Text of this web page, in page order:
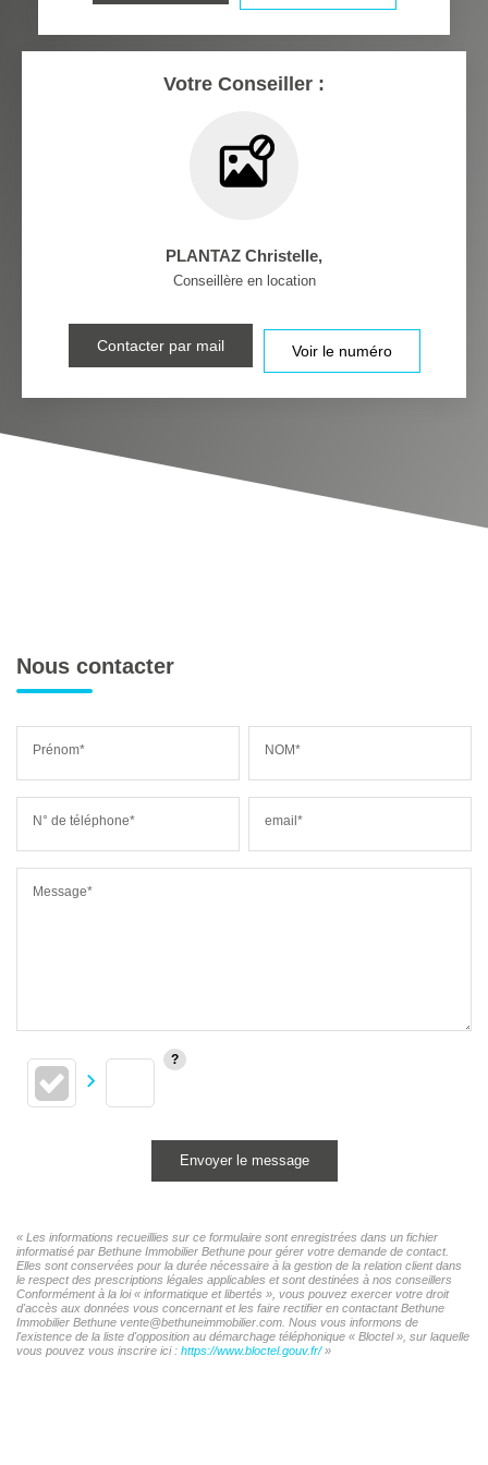
Votre Conseiller :
PLANTAZ Christelle,
Conseillère en location
Contacter par mail Voir le numéro
Nous contacter
Prénom* NOM*
N° de téléphone* email*
Message*
Envoyer le message
« Les informations recueillies sur ce formulaire sont enregistrées dans un fichier
informatisé par Bethune Immobilier Bethune pour gérer votre demande de contact.
Elles sont conservées pour la durée nécessaire à la gestion de la relation client dans
le respect des prescriptions légales applicables et sont destinées à nos conseillers
Conformément à la loi « informatique et libertés », vous pouvez exercer votre droit
d'accès aux données vous concernant et les faire rectifier en contactant Bethune
Immobilier Bethune vente@bethuneimmobilier.com. Nous vous informons de
l'existence de la liste d'opposition au démarchage téléphonique « Bloctel », sur laquelle
vous pouvez vous inscrire ici : https://www.bloctel.gouv.fr/»